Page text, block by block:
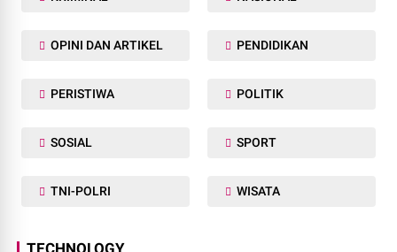
OPINI DAN ARTIKEL PENDIDIKAN
PERISTIWA POLITIK
SOSIAL SPORT
TNI-POLRI WISATA